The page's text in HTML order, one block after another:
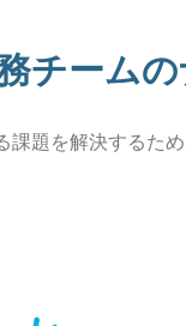
チーム
課題を解決するた